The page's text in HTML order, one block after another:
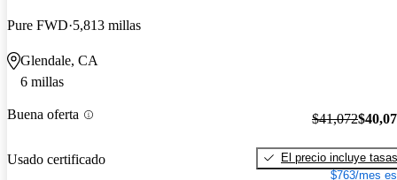
Pure FWD 5,813 millas
Glendale, CA
6 millas
Buena oferta
Usado certificado
$41,072
El precio incluye tasas
$763/mes